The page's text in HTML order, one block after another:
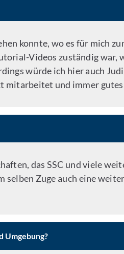
konnte, wo es für mich
Videos zuständig war,
würde ich hier auch
mitarbeitet und immer
das SSC und viele
Zuge auch eine
Umgebung?